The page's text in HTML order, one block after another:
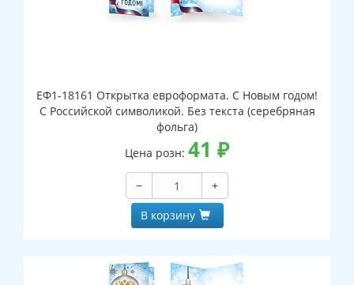
ЕФ1-18161 Открытка евроформата. С Новым годом!
С Российской символикой. Без текста (серебряная
фольга)
Цена розн: 41 ₽
−
+
В корзину